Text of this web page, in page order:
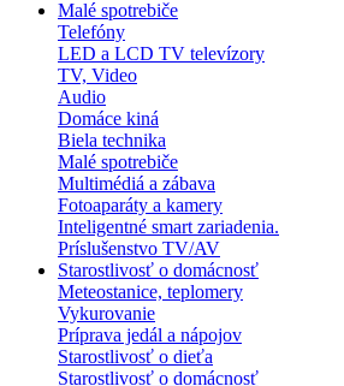
Malé spotrebiče
Telefóny
LED a LCD TV televízory
TV, Video
Audio
Domáce kiná
Biela technika
Malé spotrebiče
Multimédiá a zábava
Fotoaparáty a kamery
Inteligentné smart zariadenia.
Príslušenstvo TV/AV
Starostlivosť o domácnosť
Meteostanice, teplomery
Vykurovanie
Príprava jedál a nápojov
Starostlivosť o dieťa
Starostlivosť o domácnosť